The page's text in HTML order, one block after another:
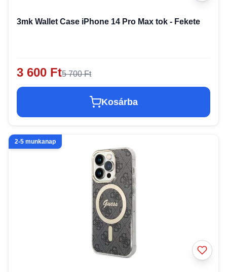
3mk Wallet Case iPhone 14 Pro Max tok - Fekete
3 600 Ft5 700 Ft
Kosárba
2-5 munkanap